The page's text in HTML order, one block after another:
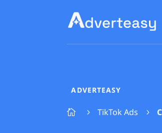
ADVERTEASY
 5 TikTok Ads 5